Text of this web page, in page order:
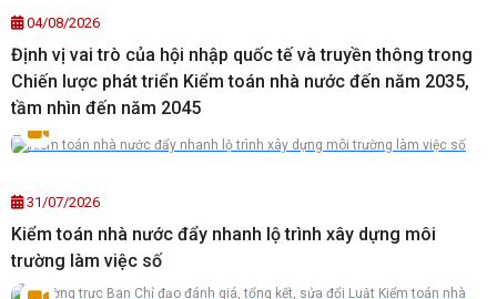
04/08/2026
Định vị vai trò của hội nhập quốc tế và truyền thông trong
Chiến lược phát triển Kiểm toán nhà nước đến năm 2035,
tầm nhìn đến năm 2045
31/07/2026
Kiểm toán nhà nước đẩy nhanh lộ trình xây dựng môi
trường làm việc số